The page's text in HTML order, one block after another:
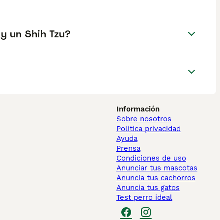
un Shih Tzu?
Información
Sobre nosotros
Politica privacidad
Ayuda
Prensa
Condiciones de uso
Anunciar tus mascotas
Anuncia tus cachorros
Anuncia tus gatos
Test perro ideal